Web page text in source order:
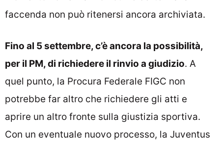
faccenda non può ritenersi ancora archiviata.
Fino al 5 settembre, c’è ancora la possibilità,
per il PM, di richiedere il rinvio a giudizio. A
quel punto, la Procura Federale FIGC non
potrebbe far altro che richiedere gli atti e
aprire un altro fronte sulla giustizia sportiva.
Con un eventuale nuovo processo, la Juventus